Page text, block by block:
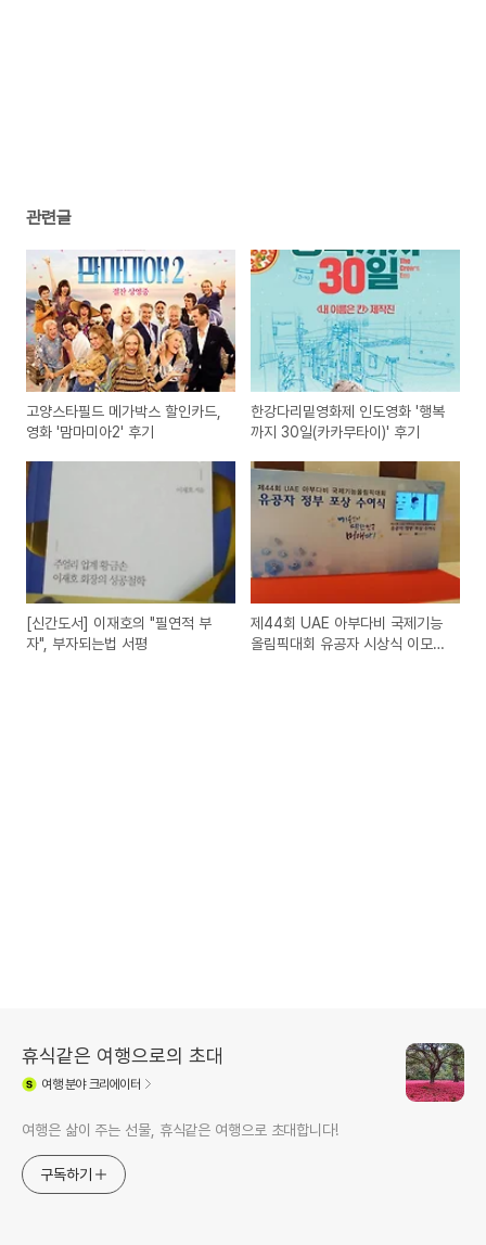
관련글
고양스타필드 메가박스 할인카드,
영화 '맘마미아2' 후기
한강다리밑영화제 인도영화 '행복
까지 30일(카카무타이)' 후기
[신간도서] 이재호의 "필연적 부
자", 부자되는법 서평
제44회 UAE 아부다비 국제기능
올림픽대회 유공자 시상식 이모저
휴식같은 여행으로의 초대
여행분야 크리에이터
여행은 삶이 주는 선물, 휴식같은 여행으로 초대합니다!
구독하기